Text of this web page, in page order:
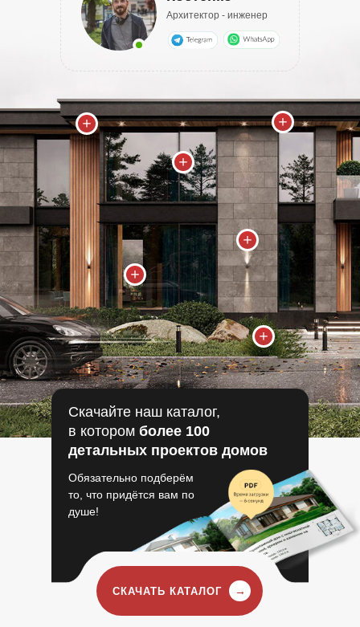
Скачайте наш каталог,
в котором более 100
детальных проектов домов
Обязательно подберём
то, что придётся вам по
душе!
СКАЧАТЬ КАТАЛОГ →
Архитектор - инженер